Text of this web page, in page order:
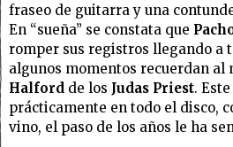
fraseo de guitarra y una
En “sueña” se constata que
romper sus registros llegando a
algunos momentos recuerdan al
Halford de los Judas Priest.
prácticamente en todo el disco,
vino, el paso de los años le ha